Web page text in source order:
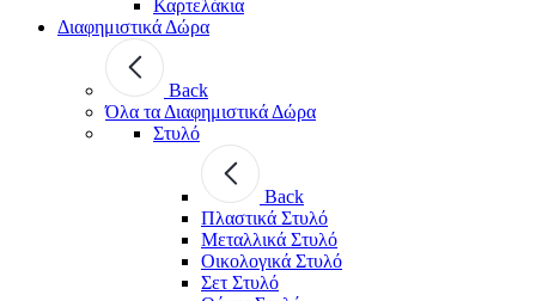
Καρτελάκια
Διαφημιστικά Δώρα
Back
Όλα τα Διαφημιστικά Δώρα
Στυλό
Back
Πλαστικά Στυλό
Μεταλλικά Στυλό
Οικολογικά Στυλό
Σετ Στυλό